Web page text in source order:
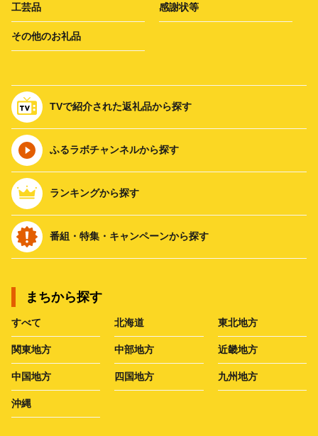
工芸品 感謝状等
その他のお礼品
TVで紹介された返礼品から探す
ふるラボチャンネルから探す
ランキングから探す
番組・特集・キャンペーンから探す
まちから探す
すべて 北海道 東北地方
関東地方 中部地方 近畿地方
中国地方 四国地方 九州地方
沖縄